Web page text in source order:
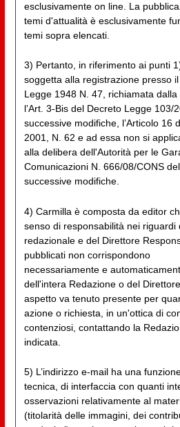
esclusivamente on line. La
temi d'attualità è esclusivamente
temi sopra elencati.
3) Pertanto, in riferimento ai punti
soggetta alla registrazione presso
Legge 1948 N. 47, richiamata
l’Art. 3-Bis del Decreto Legge 103/
successive modifiche, l’Articolo 16
2001, N. 62 e ad essa non si
alla delibera dell'Autorità per le
Comunicazioni N. 666/08/CONS
successive modifiche.
4) Carmilla è composta da editor
senso di responsabilità nei riguardi
redazionale e del Direttore
pubblicati non corrispondono
necessariamente e
dell'intera Redazione o del
aspetto va tenuto presente per
azione o richiesta, in un'ottica di
contenziosi, contattando la
indicata.
5) L’indirizzo e-mail ha una
tecnica, di interfaccia con quanti
osservazioni relativamente al
(titolarità delle immagini, dei